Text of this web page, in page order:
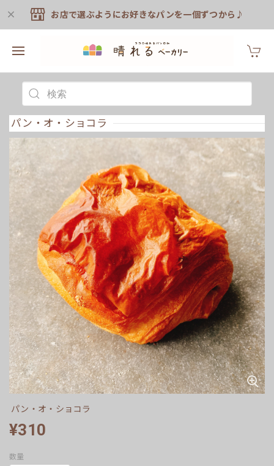
お店で選ぶようにお好きなパンを一個ずつから♪
パン・オ・ショコラ
パン・オ・ショコラ
¥310
数量